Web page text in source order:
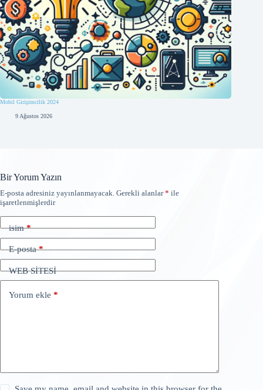
Mobil Girişimcilik 2024
9 Ağustos 2026
Bir Yorum Yazın
E-posta adresiniz yayınlanmayacak. Gerekli alanlar* ile
işaretlenmişlerdir
isim*
E-posta*
WEB SİTESİ
Yorum ekle *